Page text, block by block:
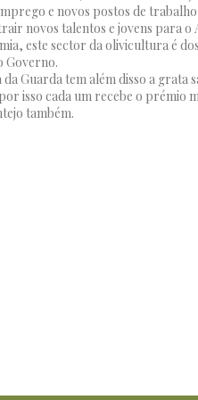
e novos postos de
novos talentos e jovens para
este sector da olivicultura é
Governo.
Guarda tem além disso a grata
isso cada um recebe o
também.